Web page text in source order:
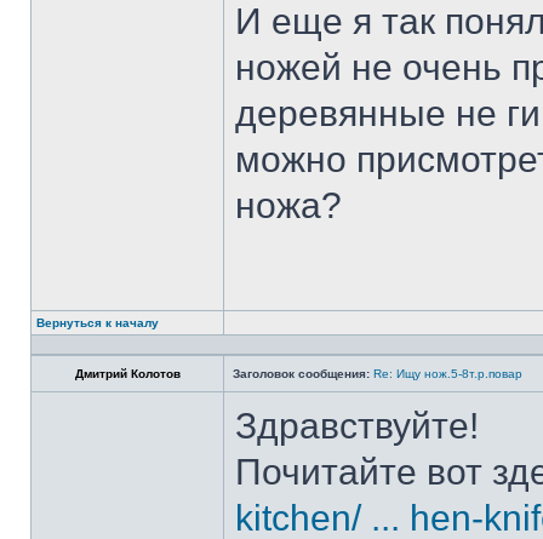
И еще я так
ножей не очень
деревянные не
можно
ножа?
Вернуться к началу
Дмитрий Колотов Заголовок сообщения: Re: Ищу нож.5-8т.р.повар
Здравствуйте!
Почитайте вот
kitchen/ ... hen-